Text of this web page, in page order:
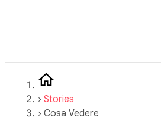
› Stories
› Cosa Vedere